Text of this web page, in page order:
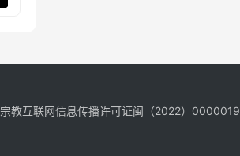
宗教互联网信息传播许可证闽（2022）0000019